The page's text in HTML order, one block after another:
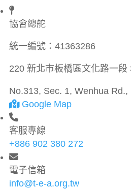
協會總舵
統一編號： 41363286
220 新北市板橋區文化路一段
No.313, Sec. 1, Wenhua
Google Map
客服專線
+886 902 380 272
電子信箱
info@t-e-a.org.tw